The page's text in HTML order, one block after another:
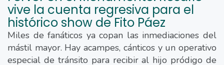
vive la cuenta regresiva para el
histórico show de Fito Páez
Miles de fanáticos ya copan las inmediaciones del
mástil mayor. Hay acampes, cánticos y un operativo
especial de tránsito para recibir al hijo pródigo de